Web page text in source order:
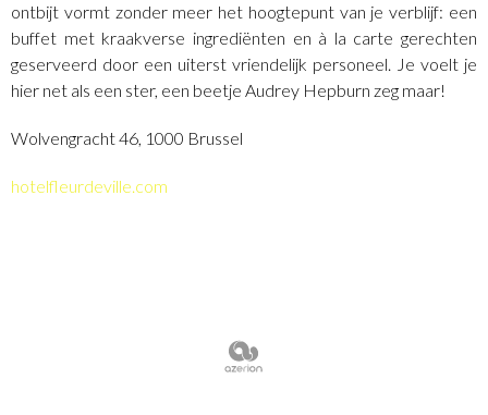
ontbijt vormt zonder meer het hoogtepunt van je verblijf: een
buffet met kraakverse ingrediënten en à la carte gerechten
geserveerd door een uiterst vriendelijk personeel. Je voelt je
hier net als een ster, een beetje Audrey Hepburn zeg maar!
Wolvengracht 46, 1000 Brussel
hotelfleurdeville.com